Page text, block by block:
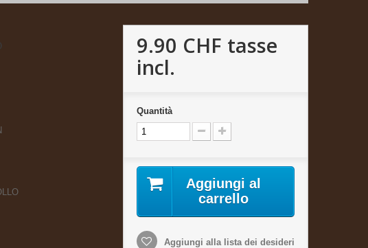
9.90 CHF tasse
incl.
Quantità
Aggiungi al
carrello
Aggiungi alla lista dei desideri